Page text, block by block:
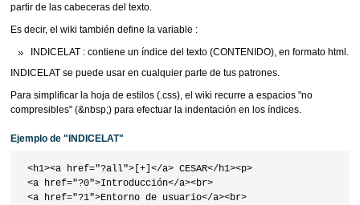
partir de las cabeceras del texto.
Es decir, el wiki también define la variable :
INDICELAT : contiene un índice del texto (CONTENIDO), en formato html.
INDICELAT se puede usar en cualquier parte de tus patrones.
Para simplificar la hoja de estilos (.css), el wiki recurre a espacios "no
compresibles" (&nbsp;) para efectuar la indentación en los índices.
Ejemplo de "INDICELAT"
<h1><a href="?all">[+]</a> CESAR</h1><p>
<a href="?0">Introducción</a><br>
<a href="?1">Entorno de usuario</a><br>